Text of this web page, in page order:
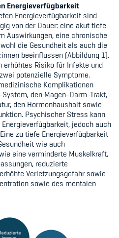
Energieverfügbarkeit
Energieverfügbarkeit sind
von der Dauer: eine akut tiefe
Auswirkungen, eine chronische
die Gesundheit als auch die
beeinflussen (Abbildung 1).
erhöhtes Risiko für Infekte und
potenzielle Symptome.
Komplikationen
den Magen-Darm-Trakt,
den Hormonhaushalt sowie
Psychischer Stress kann
jedoch auch
zu tiefe Energieverfügbarkeit
wie auch
eine verminderte Muskelkraft,
reduzierte
Verletzungsgefahr sowie
sowie des mentalen